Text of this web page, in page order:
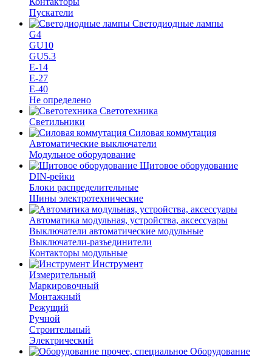
Пускатели
Светодиодные лампы
G4
GU10
GU5.3
Е-14
Е-27
Е-40
Не определено
Светотехника
Светильники
Силовая коммутация
Автоматические выключатели
Модульное оборудование
Щитовое оборудование
DIN-рейки
Блоки распределительные
Шины электротехнические
Автоматика модульная, устройства, аксессуары
Выключатели автоматические модульные
Выключатели-разъединители
Контакторы модульные
Инструмент
Измерительный
Маркировочный
Монтажный
Режущий
Ручной
Строительный
Электрический
Оборудование